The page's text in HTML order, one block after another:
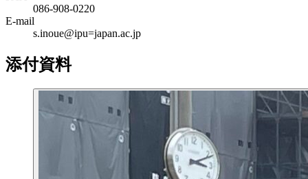
086-908-0220
E-mail
s.inoue@ipu=japan.ac.jp
添付資料